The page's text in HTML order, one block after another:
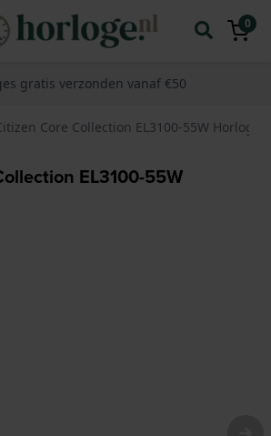
0
gratis verzonden vanaf €50
Core Collection EL3100-55W Horloge
EL3100-55W